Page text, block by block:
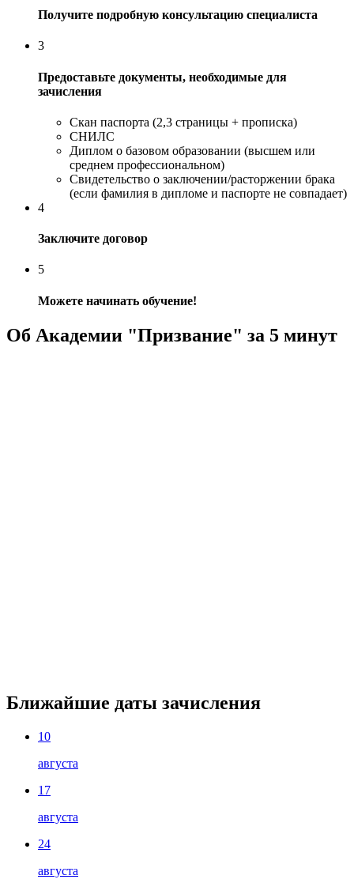
Получите подробную консультацию специалиста
3
Предоставьте документы, необходимые для
зачисления
Скан паспорта (2,3 страницы + прописка)
СНИЛС
Диплом о базовом образовании (высшем или
среднем профессиональном)
Свидетельство о заключении/расторжении брака
(если фамилия в дипломе и паспорте не совпадает)
4
Заключите договор
5
Можете начинать обучение!
Об Академии "Призвание" за 5 минут
Ближайшие даты зачисления
10
августа
17
августа
24
августа